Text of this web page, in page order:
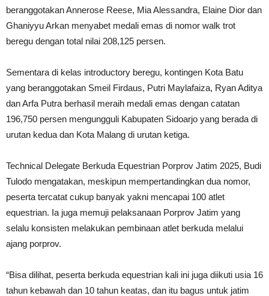
beranggotakan Annerose Reese, Mia Alessandra, Elaine Dior dan
Ghaniyyu Arkan menyabet medali emas di nomor walk trot
beregu dengan total nilai 208,125 persen.
Sementara di kelas introductory beregu, kontingen Kota Batu
yang beranggotakan Smeil Firdaus, Putri Maylafaiza, Ryan Aditya
dan Arfa Putra berhasil meraih medali emas dengan catatan
196,750 persen mengungguli Kabupaten Sidoarjo yang berada di
urutan kedua dan Kota Malang di urutan ketiga.
Technical Delegate Berkuda Equestrian Porprov Jatim 2025, Budi
Tulodo mengatakan, meskipun mempertandingkan dua nomor,
peserta tercatat cukup banyak yakni mencapai 100 atlet
equestrian. Ia juga memuji pelaksanaan Porprov Jatim yang
selalu konsisten melakukan pembinaan atlet berkuda melalui
ajang porprov.
“Bisa dilihat, peserta berkuda equestrian kali ini juga diikuti usia 16
tahun kebawah dan 10 tahun keatas, dan itu bagus untuk jatim